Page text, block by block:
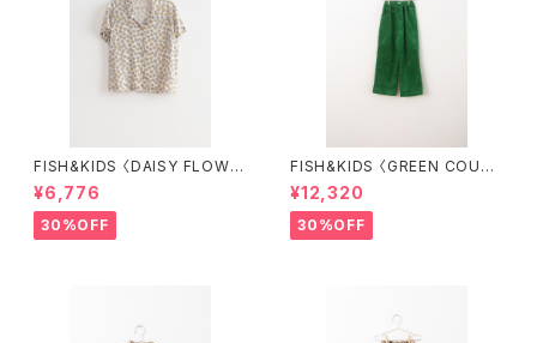
FISH&KIDS 〈DAISY FLOWE
R SHIRT〉
¥6,776
30%OFF
FISH&KIDS 〈GREEN COURD
ORY〉
¥12,320
30%OFF